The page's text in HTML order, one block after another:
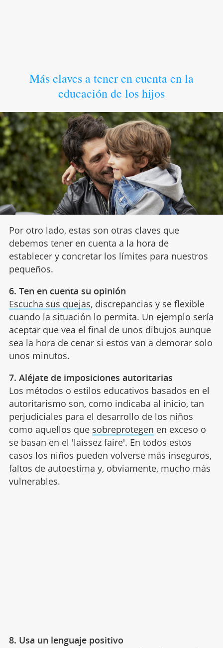
Más claves a tener en cuenta en la
educación de los hijos
Por otro lado, estas son otras claves que
debemos tener en cuenta a la hora de
establecer y concretar los límites para nuestros
pequeños.
6. Ten en cuenta su opinión
Escucha sus quejas, discrepancias y se flexible
cuando la situación lo permita. Un ejemplo sería
aceptar que vea el final de unos dibujos aunque
sea la hora de cenar si estos van a demorar solo
unos minutos.
7. Aléjate de imposiciones autoritarias
Los métodos o estilos educativos basados en el
autoritarismo son, como indicaba al inicio, tan
perjudiciales para el desarrollo de los niños
como aquellos que sobreprotegen en exceso o
se basan en el 'laissez faire'. En todos estos
casos los niños pueden volverse más inseguros,
faltos de autoestima y, obviamente, mucho más
vulnerables.
8. Usa un lenguaje positivo